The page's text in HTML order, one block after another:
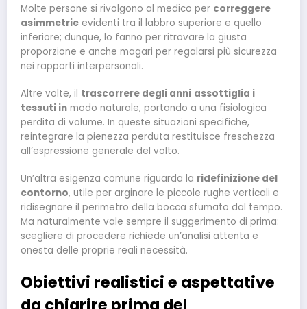
Molte persone si rivolgono al medico per correggere
asimmetrie evidenti tra il labbro superiore e quello
inferiore; dunque, lo fanno per ritrovare la giusta
proporzione e anche magari per regalarsi più sicurezza
nei rapporti interpersonali.
Altre volte, il trascorrere degli anni assottiglia i
tessuti in modo naturale, portando a una fisiologica
perdita di volume. In queste situazioni specifiche,
reintegrare la pienezza perduta restituisce freschezza
all’espressione generale del volto.
Un’altra esigenza comune riguarda la ridefinizione del
contorno, utile per arginare le piccole rughe verticali e
ridisegnare il perimetro della bocca sfumato dal tempo.
Ma naturalmente vale sempre il suggerimento di prima:
scegliere di procedere richiede un’analisi attenta e
onesta delle proprie reali necessità.
Obiettivi realistici e aspettative